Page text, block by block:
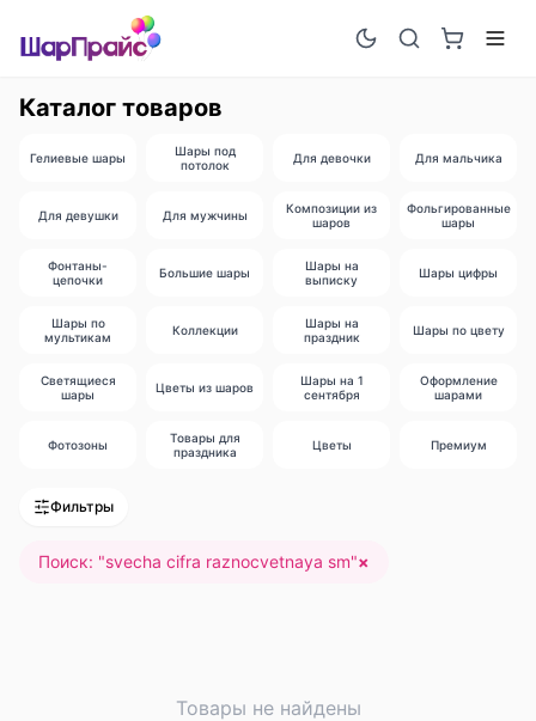
Каталог товаров
Гелиевые шары
Шары под
потолок
Для девочки Для мальчика
Для девушки Для мужчины
Композиции из
шаров
Фольгированные
шары
Фонтаны-
цепочки
Большие шары
Шары на
выписку
Шары цифры
Шары по
мультикам
Коллекции
Шары на
праздник
Шары по цвету
Светящиеся
шары
Цветы из шаров
Шары на 1
сентября
Оформление
шарами
Фотозоны
Товары для
праздника
Цветы Премиум
Фильтры
Поиск: "svecha cifra raznocvetnaya sm"×
Товары не найдены